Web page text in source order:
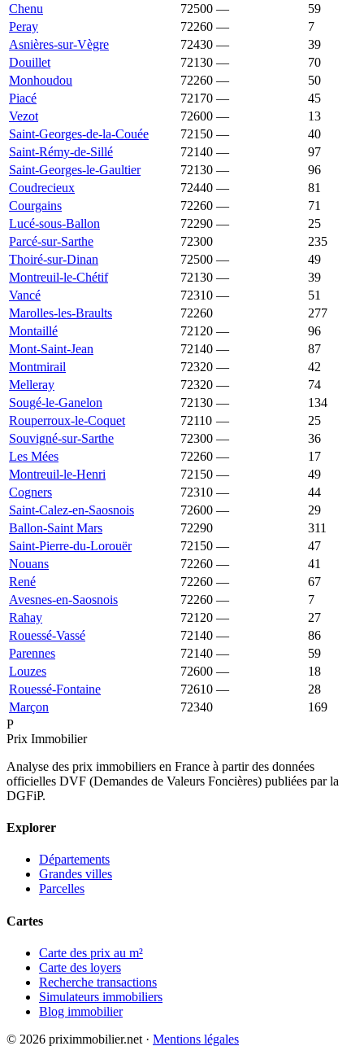
Chenu
72500 —
59
Peray
72260 —
7
Asnières-sur-Vègre
72430 —
39
Douillet
72130 —
70
Monhoudou
72260 —
50
Piacé
72170 —
45
Vezot
72600 —
13
Saint-Georges-de-la-Couée
72150 —
40
Saint-Rémy-de-Sillé
72140 —
97
Saint-Georges-le-Gaultier
72130 —
96
Coudrecieux
72440 —
81
Courgains
72260 —
71
Lucé-sous-Ballon
72290 —
25
Parcé-sur-Sarthe
72300
235
Thoiré-sur-Dinan
72500 —
49
Montreuil-le-Chétif
72130 —
39
Vancé
72310 —
51
Marolles-les-Braults
72260
277
Montaillé
72120 —
96
Mont-Saint-Jean
72140 —
87
Montmirail
72320 —
42
Melleray
72320 —
74
Sougé-le-Ganelon
72130 —
134
Rouperroux-le-Coquet
72110 —
25
Souvigné-sur-Sarthe
72300 —
36
Les Mées
72260 —
17
Montreuil-le-Henri
72150 —
49
Cogners
72310 —
44
Saint-Calez-en-Saosnois
72600 —
29
Ballon-Saint Mars
72290
311
Saint-Pierre-du-Lorouër
72150 —
47
Nouans
72260 —
41
René
72260 —
67
Avesnes-en-Saosnois
72260 —
7
Rahay
72120 —
27
Rouessé-Vassé
72140 —
86
Parennes
72140 —
59
Louzes
72600 —
18
Rouessé-Fontaine
72610 —
28
Marçon
72340
169
P
Prix Immobilier
Analyse des prix immobiliers en France à partir des données
officielles DVF (Demandes de Valeurs Foncières) publiées par la
DGFiP.
Explorer
Départements
Grandes villes
Parcelles
Cartes
Carte des prix au m²
Carte des loyers
Recherche transactions
Simulateurs immobiliers
Blog immobilier
© 2026 priximmobilier.net · Mentions légales